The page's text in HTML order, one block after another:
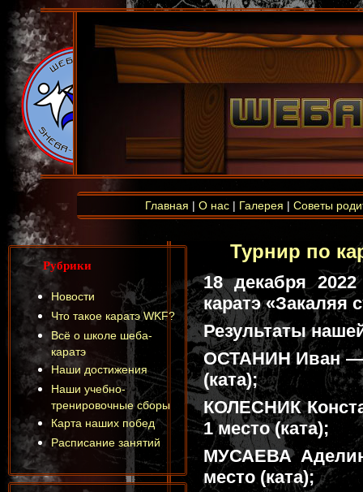
Главная | О нас | Галерея | Советы
Турнир по
18 декабря
каратэ «Закаляя
Результаты
ОСТАНИН Иван —
(ката);
КОЛЕСНИК
1 место (ката);
МУСАЕВА
место (ката);
Рубрики
Новости
Что такое каратэ WKF?
Всё о школе шеба-
каратэ
Наши достижения
Наши учебно-
тренировочные сборы
Карта наших побед
Расписание занятий